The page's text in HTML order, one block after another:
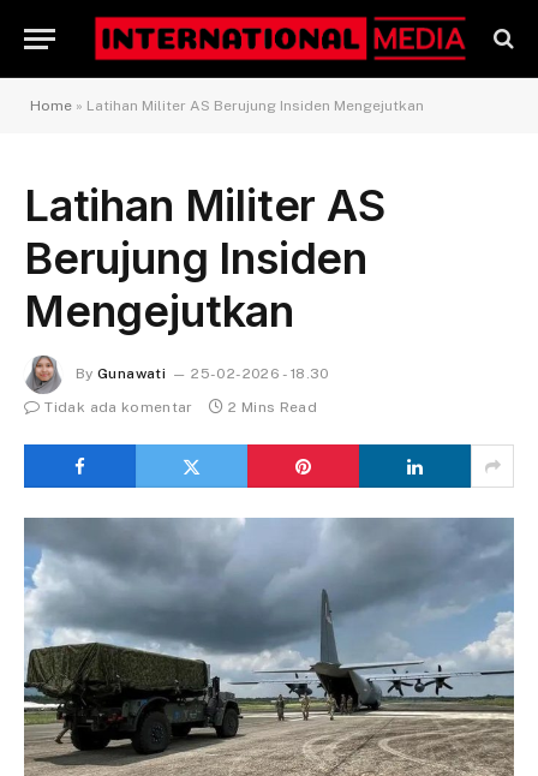
Home » Latihan Militer AS Berujung Insiden Mengejutkan
Latihan Militer AS
Berujung Insiden
Mengejutkan
By Gunawati
25-02-2026 - 18.30
Tidak ada komentar
2 Mins Read